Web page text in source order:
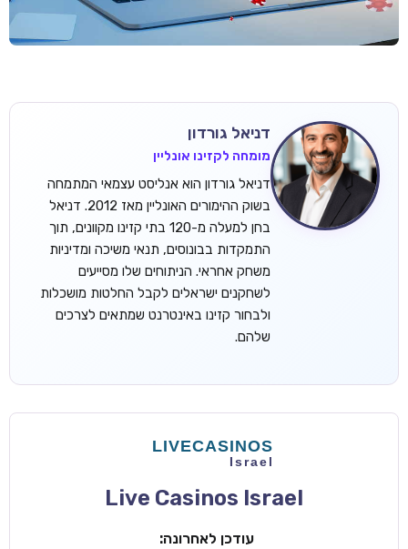
דניאל גורדון
מומחה לקזינו אונליין
דניאל גורדון הוא אנליסט עצמאי המתמחה
בשוק ההימורים האונליין מאז 2012. דניאל
בחן למעלה מ-120 בתי קזינו מקוונים, תוך
התמקדות בבונוסים, תנאי משיכה ומדיניות
משחק אחראי. הניתוחים שלו מסייעים
לשחקנים ישראלים לקבל החלטות מושכלות
ולבחור קזינו באינטרנט שמתאים לצרכים
שלהם.
Live Casinos Israel
עודכן לאחרונה: